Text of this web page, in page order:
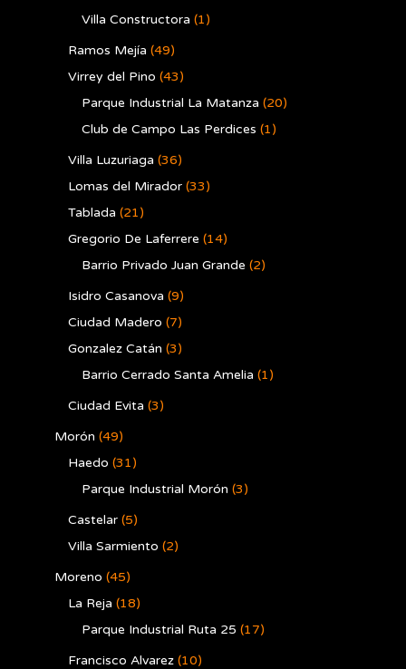
Villa Constructora (1)
Ramos Mejía (49)
Virrey del Pino (43)
Parque Industrial La Matanza (20)
Club de Campo Las Perdices (1)
Villa Luzuriaga (36)
Lomas del Mirador (33)
Tablada (21)
Gregorio De Laferrere (14)
Barrio Privado Juan Grande (2)
Isidro Casanova (9)
Ciudad Madero (7)
Gonzalez Catán (3)
Barrio Cerrado Santa Amelia (1)
Ciudad Evita (3)
Morón (49)
Haedo (31)
Parque Industrial Morón (3)
Castelar (5)
Villa Sarmiento (2)
Moreno (45)
La Reja (18)
Parque Industrial Ruta 25 (17)
Francisco Alvarez (10)